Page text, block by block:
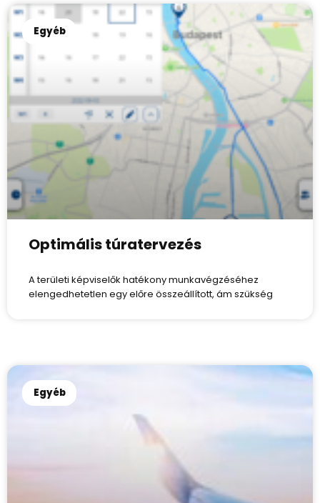
Egyéb
Optimális túratervezés
A területi képviselők hatékony munkavégzéséhez
elengedhetetlen egy előre összeállított, ám szükség
Egyéb